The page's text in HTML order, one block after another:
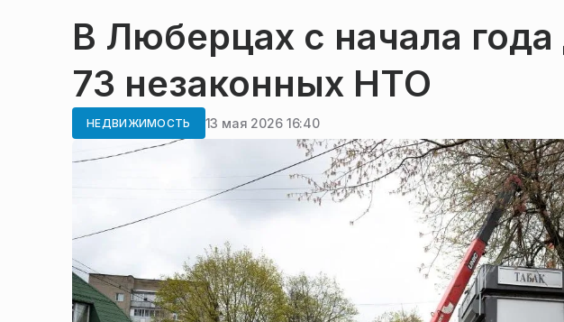
В Люберцах с начала
73 незаконных НТО
НЕДВИЖИМОСТЬ 13 мая 2026 16:40